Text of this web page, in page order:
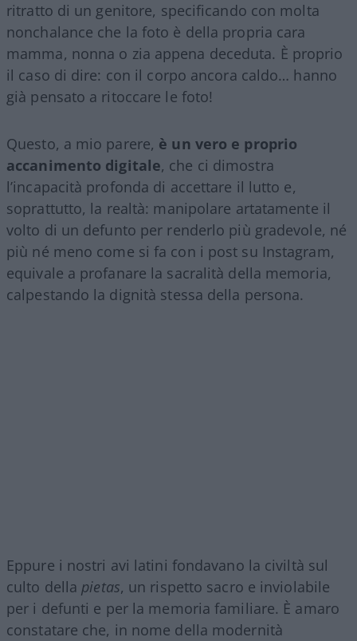
ritratto di un genitore, specificando con molta
nonchalance che la foto è della propria cara
mamma, nonna o zia appena deceduta. È proprio
il caso di dire: con il corpo ancora caldo… hanno
già pensato a ritoccare le foto!
Questo, a mio parere, è un vero e proprio
accanimento digitale, che ci dimostra
l’incapacità profonda di accettare il lutto e,
soprattutto, la realtà: manipolare artatamente il
volto di un defunto per renderlo più gradevole, né
più né meno come si fa con i post su Instagram,
equivale a profanare la sacralità della memoria,
calpestando la dignità stessa della persona.
Eppure i nostri avi latini fondavano la civiltà sul
culto della pietas, un rispetto sacro e inviolabile
per i defunti e per la memoria familiare. È amaro
constatare che, in nome della modernità